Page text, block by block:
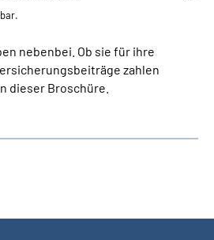
nebenbei. Ob sie für ihre
zahlen
dieser Broschüre.